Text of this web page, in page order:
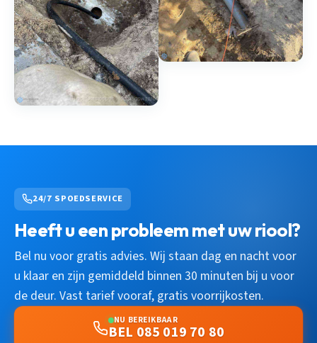
24/7 SPOEDSERVICE
Heeft u een probleem met uw riool?
Bel nu voor gratis advies. Wij staan dag en nacht voor
u klaar en zijn gemiddeld binnen 30 minuten bij u voor
de deur. Vast tarief vooraf, gratis voorrijkosten.
NU BEREIKBAAR
BEL 085 019 70 80